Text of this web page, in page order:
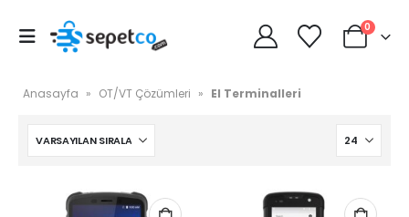
0
Anasayfa » OT/VT Çözümleri » El Terminalleri